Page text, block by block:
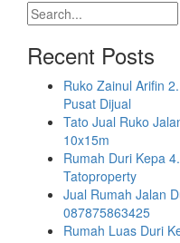
Search
for:
Recent Posts
Ruko Zainul Arifin
Pusat Dijual
Tato Jual Ruko
10x15m
Rumah Duri Kepa
Tatoproperty
Jual Rumah Jalan
087875863425
Rumah Luas Duri